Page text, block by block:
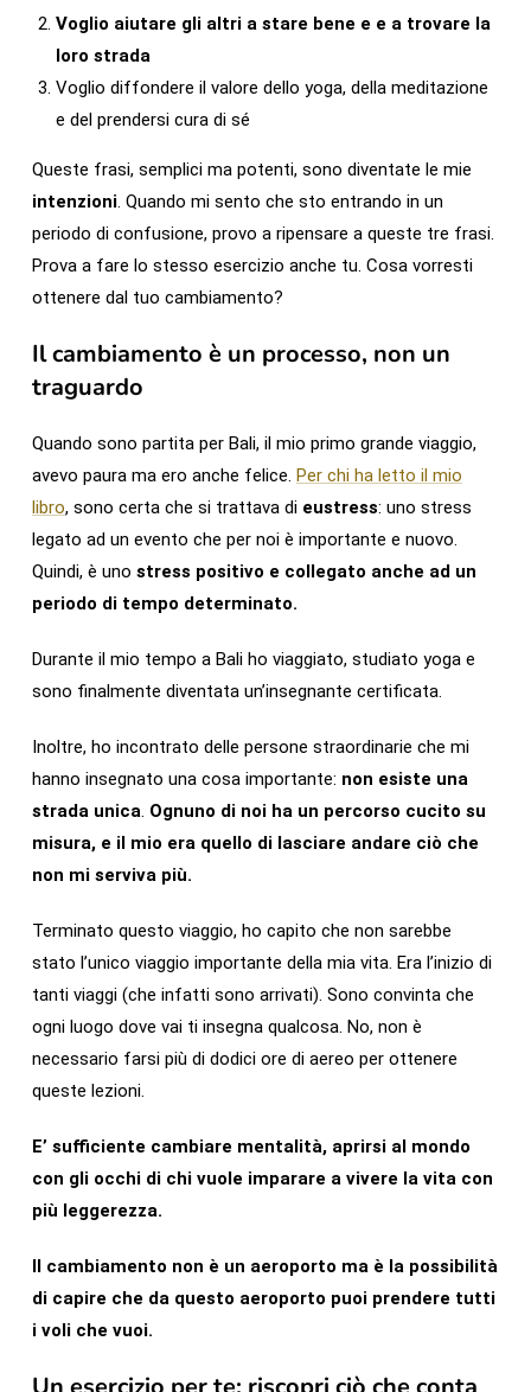
Voglio aiutare gli altri a stare bene e e a trovare la
loro strada
Voglio diffondere il valore dello yoga, della meditazione
e del prendersi cura di sé
Queste frasi, semplici ma potenti, sono diventate le mie
intenzioni. Quando mi sento che sto entrando in un
periodo di confusione, provo a ripensare a queste tre frasi.
Prova a fare lo stesso esercizio anche tu. Cosa vorresti
ottenere dal tuo cambiamento?
Il cambiamento è un processo, non un
traguardo
Quando sono partita per Bali, il mio primo grande viaggio,
avevo paura ma ero anche felice. Per chi ha letto il mio
libro, sono certa che si trattava di eustress: uno stress
legato ad un evento che per noi è importante e nuovo.
Quindi, è uno stress positivo e collegato anche ad un
periodo di tempo determinato.
Durante il mio tempo a Bali ho viaggiato, studiato yoga e
sono finalmente diventata un’insegnante certificata.
Inoltre, ho incontrato delle persone straordinarie che mi
hanno insegnato una cosa importante: non esiste una
strada unica. Ognuno di noi ha un percorso cucito su
misura, e il mio era quello di lasciare andare ciò che
non mi serviva più.
Terminato questo viaggio, ho capito che non sarebbe
stato l’unico viaggio importante della mia vita. Era l’inizio di
tanti viaggi (che infatti sono arrivati). Sono convinta che
ogni luogo dove vai ti insegna qualcosa. No, non è
necessario farsi più di dodici ore di aereo per ottenere
queste lezioni.
E’ sufficiente cambiare mentalità, aprirsi al mondo
con gli occhi di chi vuole imparare a vivere la vita con
più leggerezza.
Il cambiamento non è un aeroporto ma è la possibilità
di capire che da questo aeroporto puoi prendere tutti
i voli che vuoi.